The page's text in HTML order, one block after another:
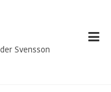
Svensson